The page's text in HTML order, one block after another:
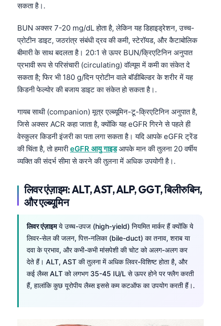
सकता है।.
BUN अक्सर 7-20 mg/dL होता है, लेकिन यह डिहाइड्रेशन, उच्च-
प्रोटीन डाइट, जठरांत्र संबंधी द्रव की कमी, स्टेरॉयड, और कैटाबोलिक
बीमारी के साथ बदलता है। 20:1 से ऊपर BUN/क्रिएटिनिन अनुपात
प्रभावी रूप से परिसंचारी (circulating) वॉल्यूम में कमी का संकेत दे
सकता है; फिर भी 180 g/दिन प्रोटीन वाले बॉडीबिल्डर के शरीर में यह
किडनी फेल्योर की बजाय डाइट का संकेत हो सकता है।.
गायब साथी (companion) मूत्र एल्ब्यूमिन-टू-क्रिएटिनिन अनुपात है,
जिसे अक्सर ACR कहा जाता है, क्योंकि यह eGFR गिरने से पहले ही
वेस्कुलर किडनी इंजरी का पता लगा सकता है। यदि आपके eGFR ट्रेंड
की चिंता है, तो हमारीeGFR आयु गाइडआपके मान की तुलना 20 वर्षीय
व्यक्ति की संदर्भ सीमा से करने की तुलना में अधिक उपयोगी है।.
लिवर एंज़ाइम: ALT, AST, ALP, GGT, बिलीरुबिन,
और एल्ब्यूमिन
लिवर एंज़ाइमये उच्च-उपज (high-yield) नियमित मार्कर हैं क्योंकि ये
लिवर-सेल की जलन, पित्त-नलिका (bile-duct) का तनाव, शराब या
दवा के प्रभाव, और कभी-कभी मांसपेशी की चोट को अलग-अलग कर
देते हैं। ALT, AST की तुलना में अधिक लिवर-विशिष्ट होता है, और
कई लैब्स ALT को लगभग 35-45 IU/L से ऊपर होने पर फ्लैग करती
हैं, हालांकि कुछ यूरोपीय लैब्स इससे कम कटऑफ का उपयोग करती हैं।.
Occitan
العربية المغربية
Afrikaans
Монгол
Basa Jawa
Cebuano
Кыргызча
Татар теле
Беларуская мова
Frysk
Ślōnskŏ gŏdka
Norsk bokmål